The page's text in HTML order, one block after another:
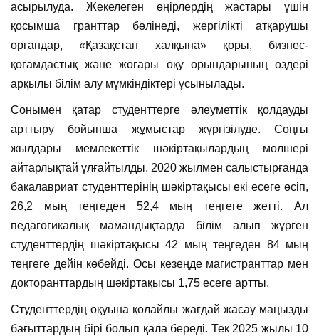
асырылуда. Жекелеген өңірлердің жастары үшін
қосымша гранттар бөлінеді, жергілікті атқарушы
органдар, «Қазақстан халқына» қоры, бизнес-
қоғамдастық және жоғары оқу орындарының өздері
арқылы білім алу мүмкіндіктері ұсынылады.
Сонымен қатар студенттерге әлеуметтік қолдауды
арттыру бойынша жұмыстар жүргізілуде. Соңғы
жылдары мемлекеттік шәкіртақылардың мөлшері
айтарлықтай ұлғайтылды. 2020 жылмен салыстырғанда
бакалавриат студенттерінің шәкіртақысы екі есеге өсіп,
26,2 мың теңгеден 52,4 мың теңгеге жетті. Ал
педагогикалық мамандықтарда білім алып жүрген
студенттердің шәкіртақысы 42 мың теңгеден 84 мың
теңгеге дейін көбейді. Осы кезеңде магистранттар мен
докторанттардың шәкіртақысы 1,75 есеге артты.
Студенттердің оқуына қолайлы жағдай жасау маңызды
бағыттардың бірі болып қала береді. Тек 2025 жылы 10